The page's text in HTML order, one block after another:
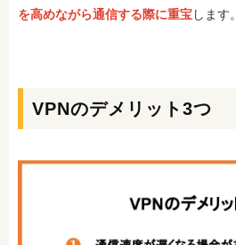
を高めながら通信する際に重宝します。
VPNのデメリット3つ